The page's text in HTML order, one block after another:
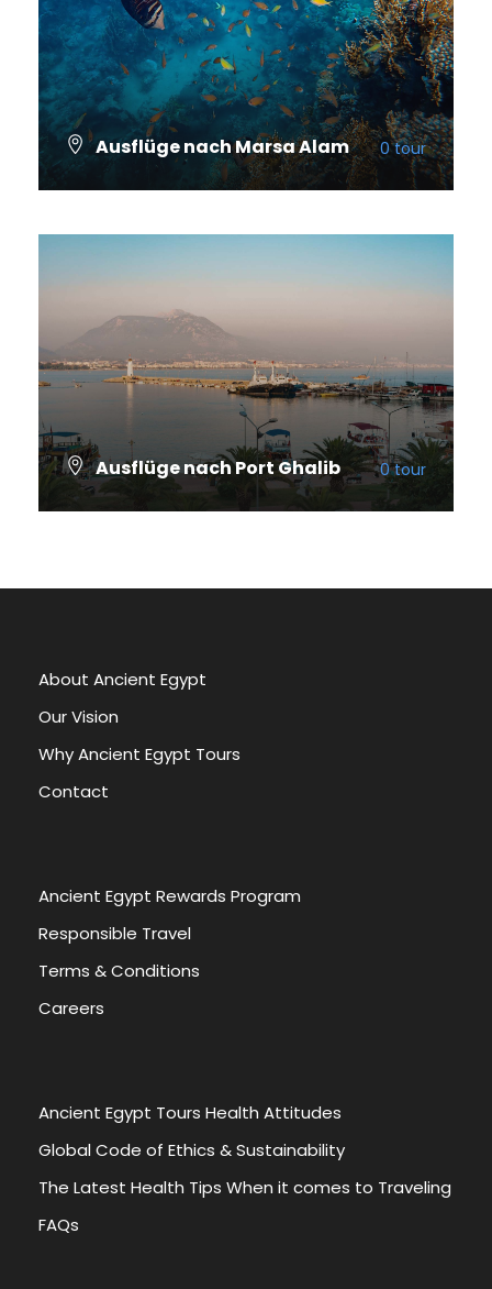
Ausflüge nach Marsa Alam 0 tour
Ausflüge nach Port Ghalib 0 tour
About Ancient Egypt
Our Vision
Why Ancient Egypt Tours
Contact
Ancient Egypt Rewards Program
Responsible Travel
Terms & Conditions
Careers
Ancient Egypt Tours Health Attitudes
Global Code of Ethics & Sustainability
The Latest Health Tips When it comes to Traveling
FAQs